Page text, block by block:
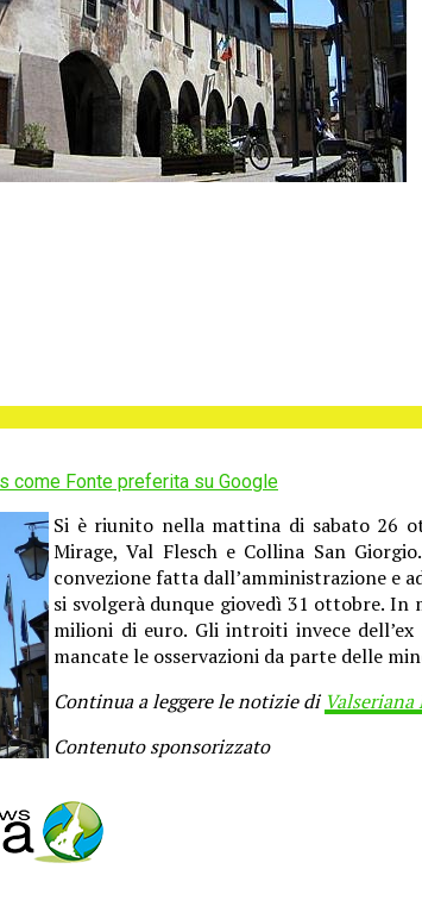
come Fonte preferita su Google
Si è riunito nella mattina di sabato 26
Mirage, Val Flesch e Collina San
convezione fatta dall’amministrazione e
si svolgerà dunque giovedì 31 ottobre.
milioni di euro. Gli introiti invece
mancate le osservazioni da parte delle
Continua a leggere le notizie di Valseriana
Contenuto sponsorizzato